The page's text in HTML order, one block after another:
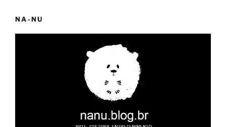
NA-NU